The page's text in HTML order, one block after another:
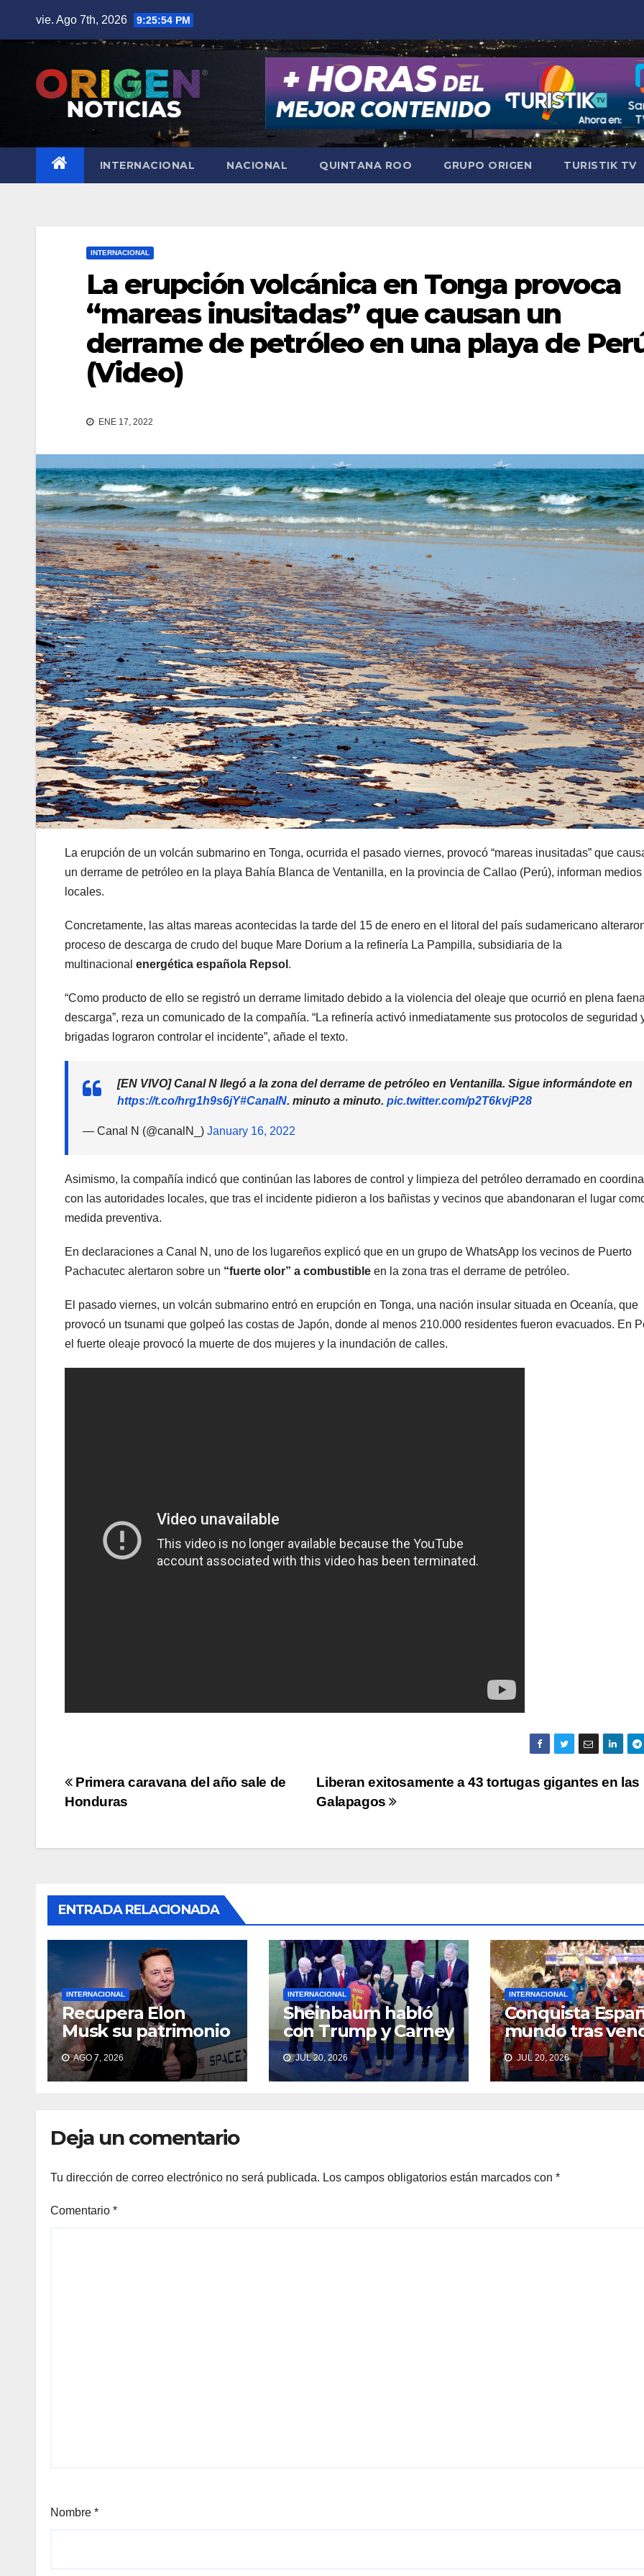
vie. Ago 7th, 2026 9:25:55 PM
INTERNACIONAL NACIONAL QUINTANA ROO GRUPO ORIGEN TURISTIK TV
INTERNACIONAL
La erupción volcánica en Tonga provoca
“mareas inusitadas” que causan un
derrame de petróleo en una playa de
(Video)
ENE 17, 2022
La erupción de un volcán submarino en Tonga, ocurrida el pasado viernes, provocó “mareas inusitadas” que
un derrame de petróleo en la playa Bahía Blanca de Ventanilla, en la provincia de Callao (Perú), informan medios
locales.
Concretamente, las altas mareas acontecidas la tarde del 15 de enero en el litoral del país sudamericano
proceso de descarga de crudo del buque Mare Dorium a la refinería La Pampilla, subsidiaria de la
multinacional energética española Repsol .
“Como producto de ello se registró un derrame limitado debido a la violencia del oleaje que ocurrió en plena
descarga”, reza un comunicado de la compañía. “La refinería activó inmediatamente sus protocolos de seguridad
brigadas lograron controlar el incidente”, añade el texto.
[EN VIVO] Canal N llegó a la zona del derrame de petróleo en Ventanilla. Sigue informándote en
https://t.co/hrg1h9s6jY#CanalN. minuto a minuto. pic.twitter.com/p2T6kvjP28
— Canal N (@canalN_) January 16, 2022
Asimismo, la compañía indicó que continúan las labores de control y limpieza del petróleo derramado en
con las autoridades locales, que tras el incidente pidieron a los bañistas y vecinos que abandonaran el lugar
medida preventiva.
En declaraciones a Canal N, uno de los lugareños explicó que en un grupo de WhatsApp los vecinos de Puerto
Pachacutec alertaron sobre un “fuerte olor” a combustible en la zona tras el derrame de petróleo.
El pasado viernes, un volcán submarino entró en erupción en Tonga, una nación insular situada en Oceanía, que
provocó un tsunami que golpeó las costas de Japón, donde al menos 210.000 residentes fueron evacuados. En
el fuerte oleaje provocó la muerte de dos mujeres y la inundación de calles.
Navegación
entradas
Liberan exitosamente a 43 tortugas gigantes en las
Galapagos
Primera caravana del año sale de
Honduras
ENTRADA RELACIONADA
INTERNACIONAL
Recupera Elon
Musk su patrimonio
de 800 MDD, tras
caída de acciones
de SpaceX
AGO 7, 2026
INTERNACIONAL
Sheinbaum habló
con Trump y Carney
sobre el TMEC
JUL 20, 2026
INTERNACIONAL
Conquista
mundo tras
1-0 a Argentina
JUL 20, 2026
Deja un comentario
Tu dirección de correo electrónico no será publicada. Los campos obligatorios están marcados con *
Comentario *
Nombre *